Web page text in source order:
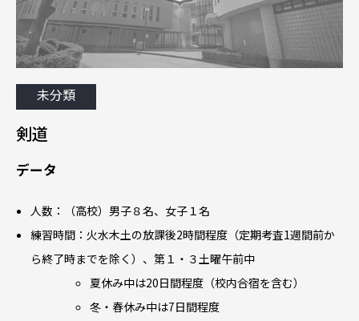
未分類
剣道
データ
人数：（高校）男子８名、女子１名
練習時間：火水木土の放課後2時間程度（定期考査1週間前か
ら終了時までを除く）、第１・３土曜午前中
夏休み中は20日間程度（校内合宿を含む）
冬・春休み中は7日間程度